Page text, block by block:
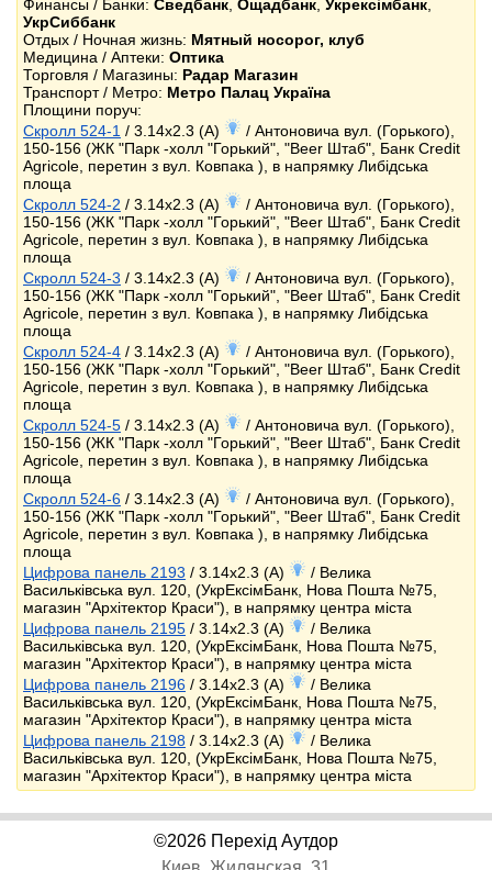
Финансы / Банки: Сведбанк Ощадбанк Укрексімбанк
УкрСиббанк
Отдых / Ночная жизнь: Мятный носорог, клуб
Медицина / Аптеки: Оптика
Торговля / Магазины: Радар Магазин
Транспорт / Метро: Метро Палац Україна
Площини поруч:
Скролл 524-1 / 3.14x2.3 (A)
/ Антоновича вул. (Горького),
150-156 (ЖК "Парк -холл "Горький", "Beer Штаб", Банк Credit
Agricole, перетин з вул. Ковпака ), в напрямку Либідська
площа
Скролл 524-2 / 3.14x2.3 (A)
/ Антоновича вул. (Горького),
150-156 (ЖК "Парк -холл "Горький", "Beer Штаб", Банк Credit
Agricole, перетин з вул. Ковпака ), в напрямку Либідська
площа
Скролл 524-3 / 3.14x2.3 (A)
/ Антоновича вул. (Горького),
150-156 (ЖК "Парк -холл "Горький", "Beer Штаб", Банк Credit
Agricole, перетин з вул. Ковпака ), в напрямку Либідська
площа
Скролл 524-4 / 3.14x2.3 (A)
/ Антоновича вул. (Горького),
150-156 (ЖК "Парк -холл "Горький", "Beer Штаб", Банк Credit
Agricole, перетин з вул. Ковпака ), в напрямку Либідська
площа
Скролл 524-5 / 3.14x2.3 (A)
/ Антоновича вул. (Горького),
150-156 (ЖК "Парк -холл "Горький", "Beer Штаб", Банк Credit
Agricole, перетин з вул. Ковпака ), в напрямку Либідська
площа
Скролл 524-6 / 3.14x2.3 (A)
/ Антоновича вул. (Горького),
150-156 (ЖК "Парк -холл "Горький", "Beer Штаб", Банк Credit
Agricole, перетин з вул. Ковпака ), в напрямку Либідська
площа
Цифрова панель 2193 / 3.14x2.3 (A)
/ Велика
Васильківська вул. 120, (УкрЕксімБанк, Нова Пошта №75,
магазин "Архітектор Краси"), в напрямку центра міста
Цифрова панель 2195 / 3.14x2.3 (A)
/ Велика
Васильківська вул. 120, (УкрЕксімБанк, Нова Пошта №75,
магазин "Архітектор Краси"), в напрямку центра міста
Цифрова панель 2196 / 3.14x2.3 (A)
/ Велика
Васильківська вул. 120, (УкрЕксімБанк, Нова Пошта №75,
магазин "Архітектор Краси"), в напрямку центра міста
Цифрова панель 2198 / 3.14x2.3 (A)
/ Велика
Васильківська вул. 120, (УкрЕксімБанк, Нова Пошта №75,
магазин "Архітектор Краси"), в напрямку центра міста
©2026 Перехід Аутдор